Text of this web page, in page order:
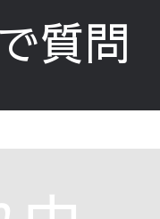
質問